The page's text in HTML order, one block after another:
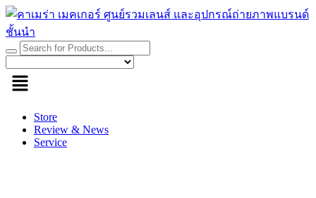
Skip
to
content
Store
Review & News
Service